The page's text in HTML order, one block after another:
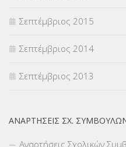
Σεπτέμβριος 2015
Σεπτέμβριος 2014
Σεπτέμβριος 2013
ΑΝΑΡΤΉΣΕΙΣ ΣΧ.
Αναρτήσεις Σχολικών